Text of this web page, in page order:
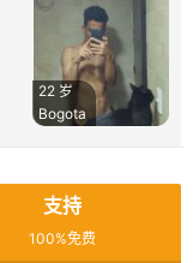
22 岁
Bogota
支持
100%免费